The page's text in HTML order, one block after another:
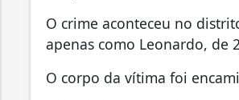
O crime aconteceu no
apenas como Leonardo, de
O corpo da vítima foi